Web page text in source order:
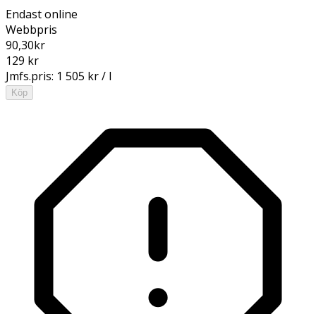
Endast online
Webbpris
90,30kr
129 kr
Jmfs.pris: 1 505 kr / l
Köp